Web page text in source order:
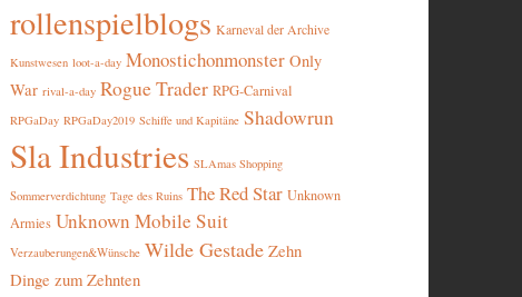
rollenspielblogs Karneval der Archive
Kunstwesen loot-a-day Monostichonmonster Only
War rival-a-day Rogue Trader RPG-Carnival
RPGaDay RPGaDay2019 Schiffe und Kapitäne Shadowrun
Sla Industries SLAmas Shopping
Sommerverdichtung Tage des Ruins The Red Star Unknown
Armies Unknown Mobile Suit
Verzauberungen&Wünsche Wilde Gestade Zehn
Dinge zum Zehnten